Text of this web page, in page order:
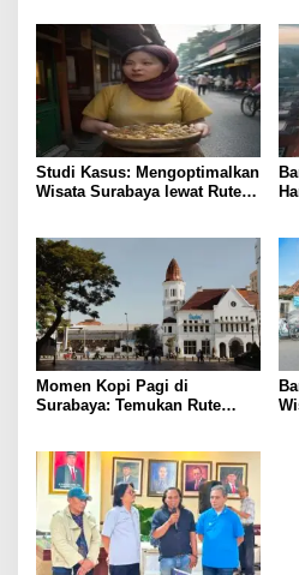
Studi Kasus: Mengoptimalkan
Wisata Surabaya lewat Rute
Momen Kopi Pagi di
Surabaya: Temukan Rute